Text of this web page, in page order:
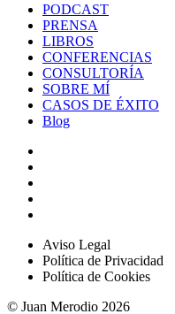
PODCAST
PRENSA
LIBROS
CONFERENCIAS
CONSULTORÍA
SOBRE MÍ
CASOS DE ÉXITO
Blog
Aviso Legal
Política de Privacidad
Política de Cookies
© Juan Merodio 2026